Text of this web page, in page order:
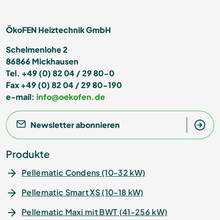
ÖkoFEN Heiztechnik GmbH
Schelmenlohe 2
86866 Mickhausen
Tel. +49 (0) 82 04 / 29 80-0
Fax +49 (0) 82 04 / 29 80-190
e-mail: info@oekofen.de
Newsletter abonnieren
Produkte
Pellematic Condens (10-32 kW)
Pellematic Smart XS (10-18 kW)
Pellematic Maxi mit BWT (41-256 kW)